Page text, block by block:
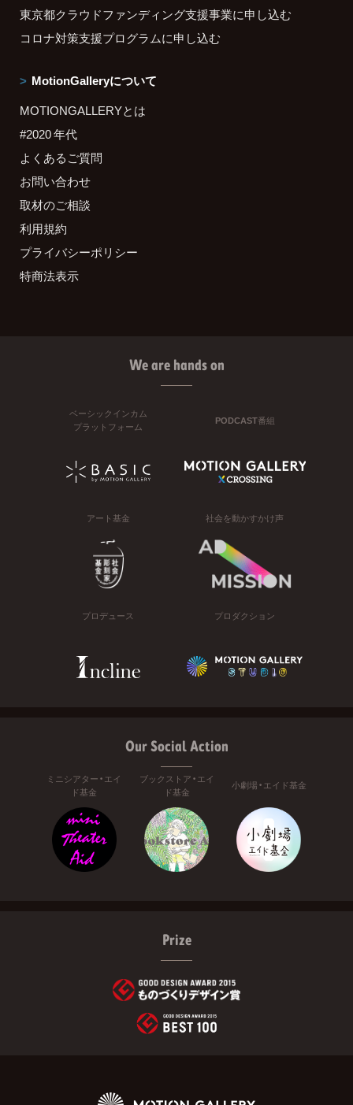
東京都クラウドファンディング支援事業に申し込む
コロナ対策支援プログラムに申し込む
MotionGalleryについて
MOTIONGALLERYとは
#2020 年代
よくあるご質問
お問い合わせ
取材のご相談
利用規約
プライバシーポリシー
特商法表示
We are hands on
ベーシックインカム
プラットフォーム
PODCAST番組
アート基金 社会を動かすかけ声
プロデュース プロダクション
Our Social Action
ミニシアター・エイ
ド基金
ブックストア・エイ
ド基金
小劇場・エイド基金
Prize